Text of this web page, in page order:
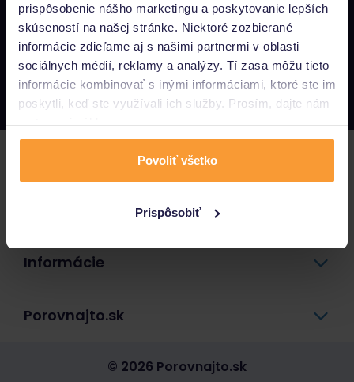
prispôsobenie nášho marketingu a poskytovanie lepších
skúseností na našej stránke. Niektoré zozbierané
informácie zdieľame aj s našimi partnermi v oblasti
sociálnych médií, reklamy a analýzy. Tí zasa môžu tieto
informácie kombinovať s inými informáciami, ktoré ste im
poskytli, keď ste využívali ich služby. Prosím, dajte nám
na to svoj súhlas.
Povoliť všetko
Prispôsobiť
Napíšte nám
info@porovnajto.sk
Zavolajte nám
0800 400 300
Informácie
Porovnajto.sk
© 2026 Porovnajto.sk